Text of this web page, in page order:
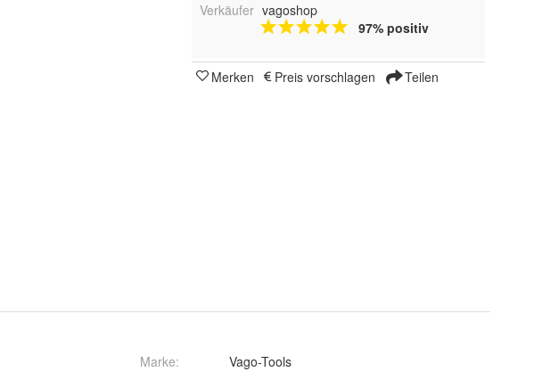
Verkäufer vagoshop
97% positiv
Merken Preis vorschlagen Teilen
Marke: Vago-Tools